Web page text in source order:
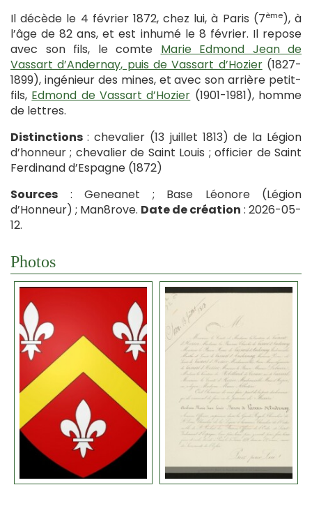
Il décède le 4 février 1872, chez lui, à Paris (7ème), à
l’âge de 82 ans, et est inhumé le 8 février. Il repose
avec son fils, le comte Marie Edmond Jean de
Vassart d’Andernay, puis de Vassart d’Hozier(1827-
1899), ingénieur des mines, et avec son arrière petit-
fils, Edmond de Vassart d’Hozier (1901-1981), homme
de lettres.
Distinctions: chevalier (13 juillet 1813) de la Légion
d’honneur ; chevalier de Saint Louis ; officier de Saint
Ferdinand d’Espagne (1872)
Sources : Geneanet ; Base Léonore (Légion
d’Honneur) ; Man8rove. Date de création : 2026-05-
12.
Photos